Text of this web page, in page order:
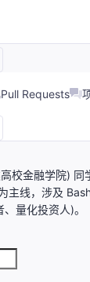
Pull Requests
校金融学院)
主线，涉及
量化投资人)。